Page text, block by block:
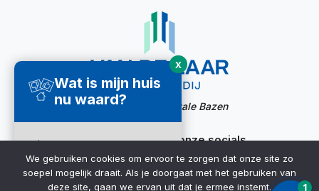
Wat is mijn huis
nu waard?
Direct een
waardecheck
ontvangen ➜
X
Website door: Digitale Bazen
Ook bereikbaar via onze socials
We gebruiken cookies om ervoor te zorgen dat onze site zo
soepel mogelijk draait. Als je doorgaat met het gebruiken van
deze site, gaan we ervan uit dat je ermee instemt.